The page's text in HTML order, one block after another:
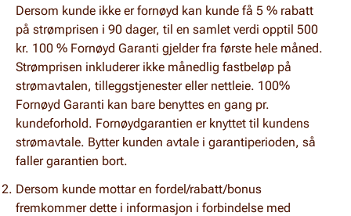
Dersom kunde ikke er fornøyd kan kunde få 5 % rabatt
på strømprisen i 90 dager, til en samlet verdi opptil 500
kr. 100 % Fornøyd Garanti gjelder fra første hele måned.
Strømprisen inkluderer ikke månedlig fastbeløp på
strømavtalen, tilleggstjenester eller nettleie. 100%
Fornøyd Garanti kan bare benyttes en gang pr.
kundeforhold. Fornøydgarantien er knyttet til kundens
strømavtale. Bytter kunden avtale i garantiperioden, så
faller garantien bort.
Dersom kunde mottar en fordel/rabatt/bonus
fremkommer dette i informasjon i forbindelse med